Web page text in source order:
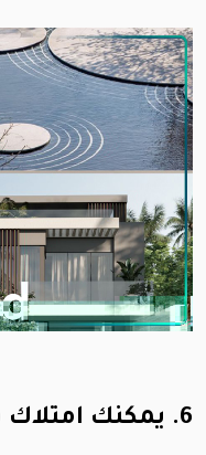
6. يمكنك امتلاك فيلا في كمبوند استثنائي